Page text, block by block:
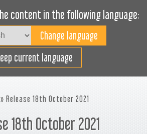
content in the following language:
current language
ースの効率利用
» Release 18th October 2021
18th October 2021